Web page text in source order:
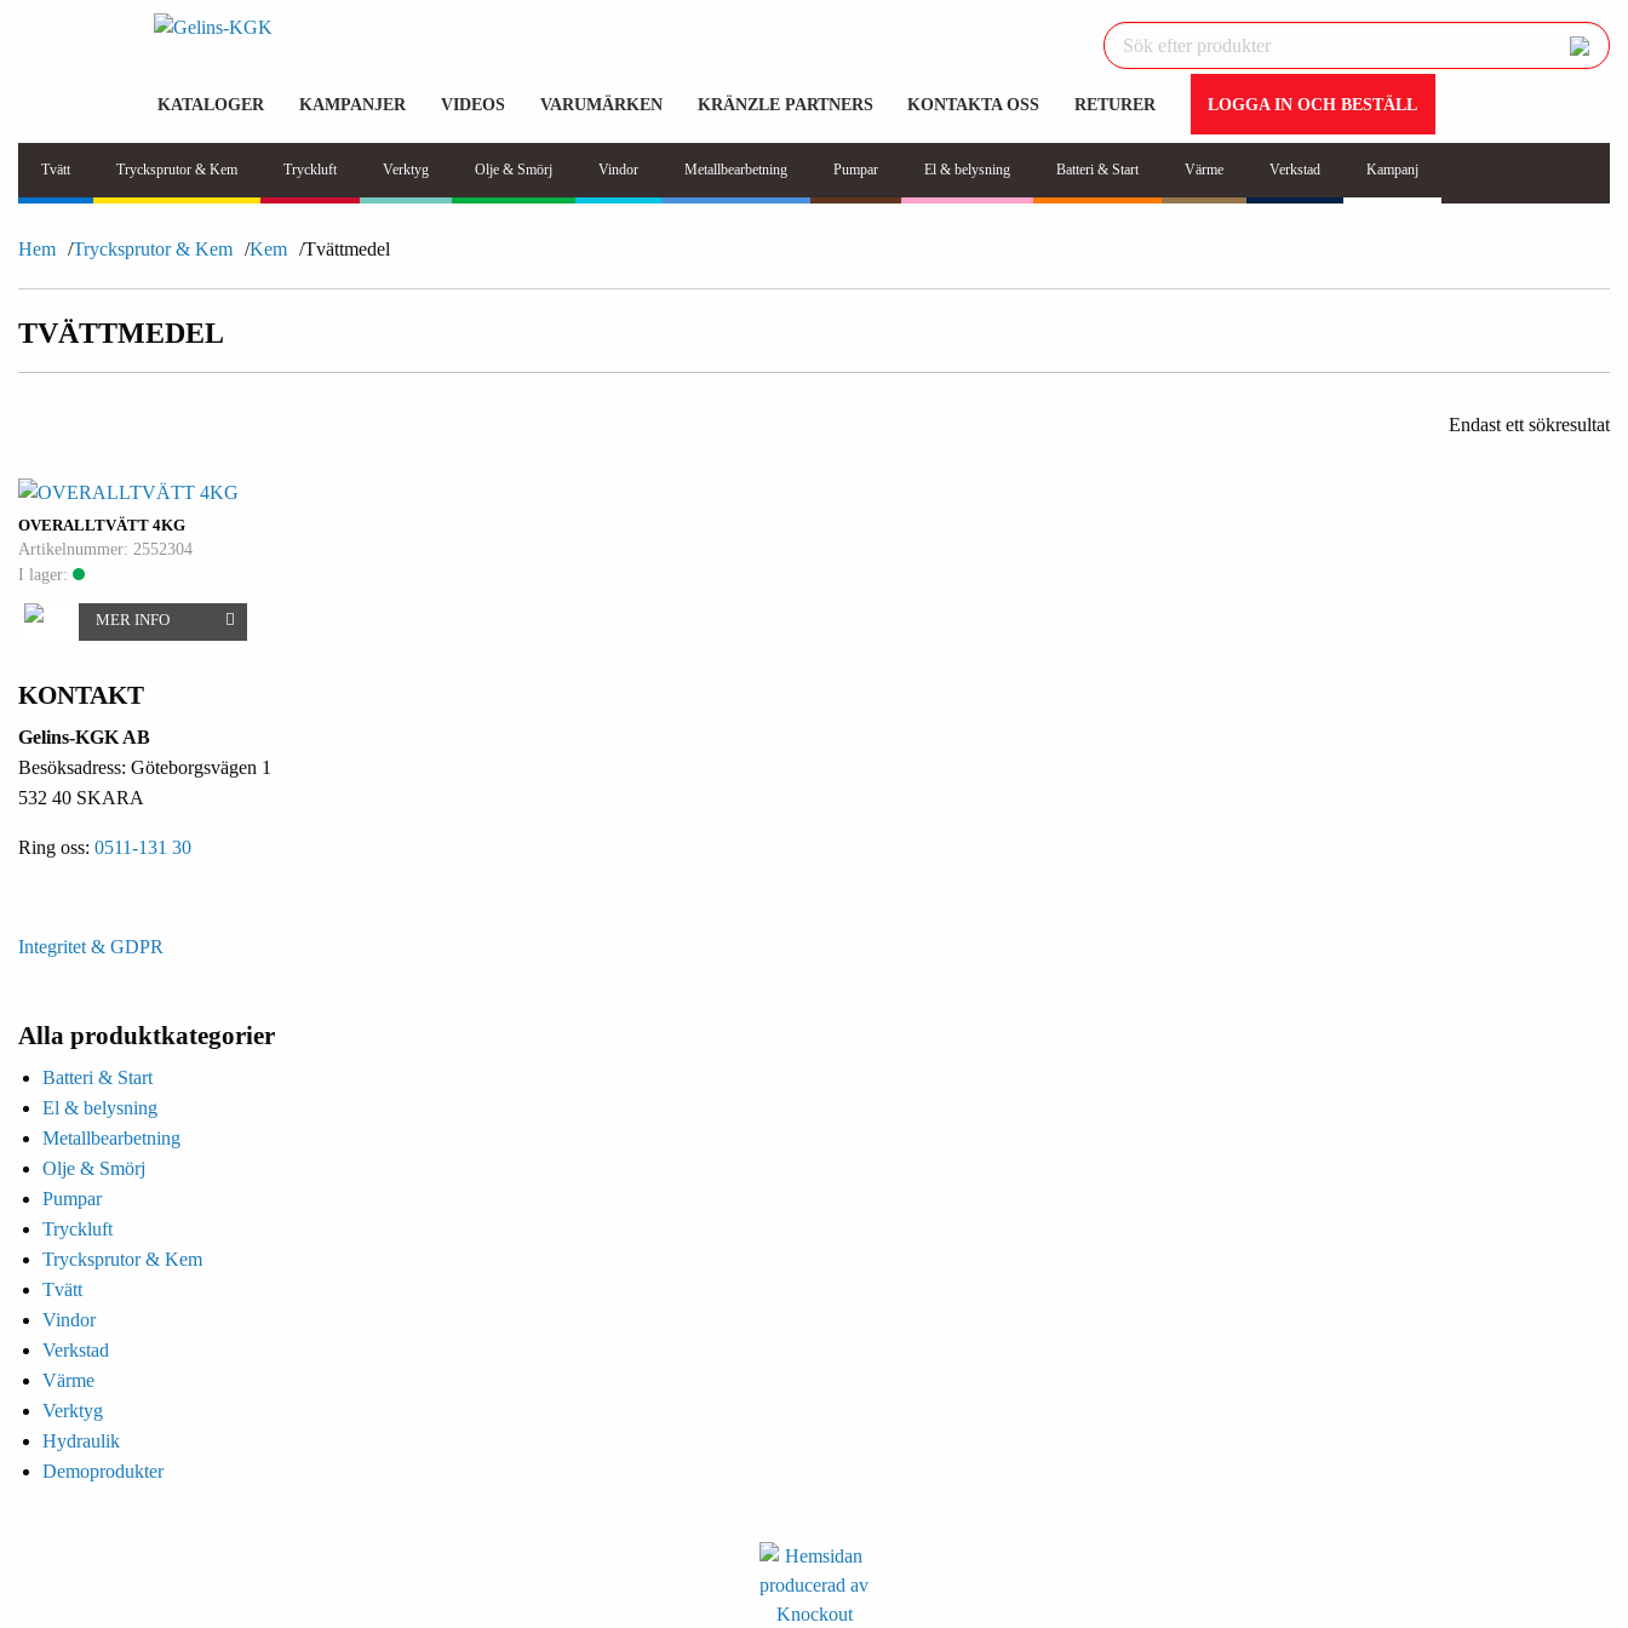
KATALOGER KAMPANJER VIDEOS VARUMÄRKEN KRÄNZLE PARTNERS KONTAKTA OSS RETURER LOGGA IN OCH BESTÄLL
Tvätt Trycksprutor & Kem Tryckluft Verktyg Olje & Smörj Vindor Metallbearbetning Pumpar El & belysning Batteri & Start Värme Verkstad Kampanj
Hem Trycksprutor & Kem Kem Tvättmedel
TVÄTTMEDEL
Endast ett sökresultat
OVERALLTVÄTT 4KG
Artikelnummer: 2552304
I lager:
MER INFO
KONTAKT
Gelins-KGK AB
Besöksadress: Göteborgsvägen 1
532 40 SKARA
Ring oss: 0511-131 30
Integritet & GDPR
Alla produktkategorier
Batteri & Start
El & belysning
Metallbearbetning
Olje & Smörj
Pumpar
Tryckluft
Trycksprutor & Kem
Tvätt
Vindor
Verkstad
Värme
Verktyg
Hydraulik
Demoprodukter